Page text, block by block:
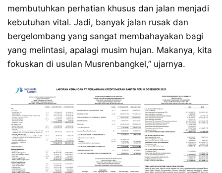
membutuhkan perhatian khusus dan jalan menjadi
kebutuhan vital. Jadi, banyak jalan rusak dan
bergelombang yang sangat membahayakan bagi
yang melintasi, apalagi musim hujan. Makanya, kita
fokuskan di usulan Musrenbangkel,” ujarnya.